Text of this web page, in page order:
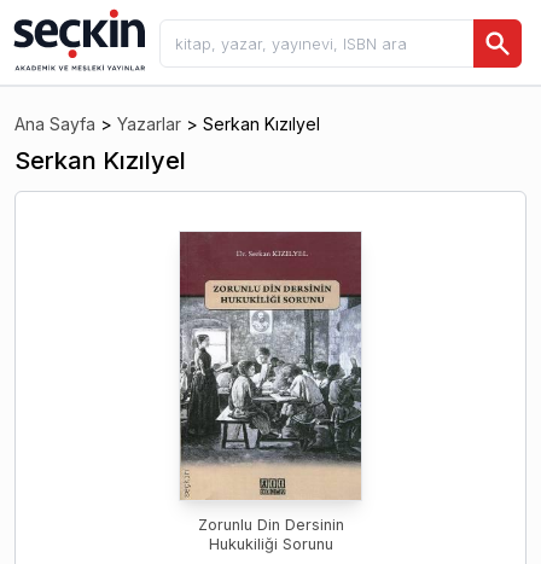
Ana Sayfa > Yazarlar > Serkan Kızılyel
Serkan Kızılyel
Zorunlu Din Dersinin
Hukukiliği Sorunu